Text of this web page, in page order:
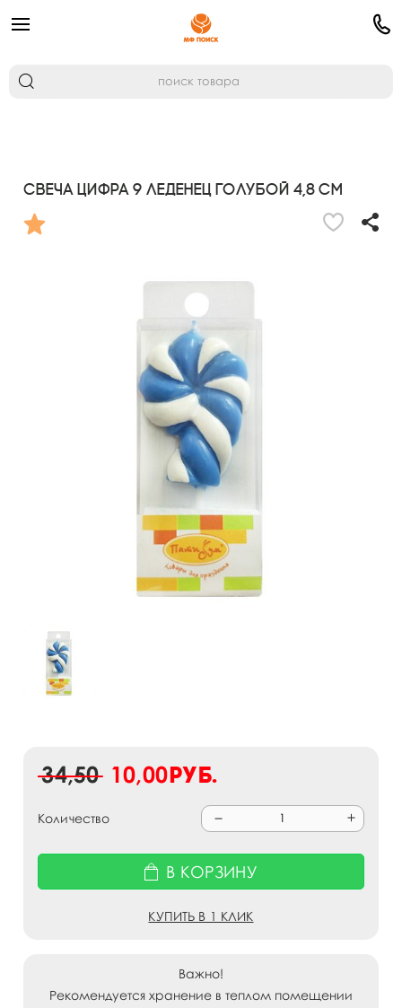
Свеча Цифра 9 Леденец голубой 4,8 см
34,50 10,00руб.
Количество
В КОРЗИНУ
КУПИТЬ В 1 КЛИК
Важно!
Рекомендуется хранение в теплом помещении